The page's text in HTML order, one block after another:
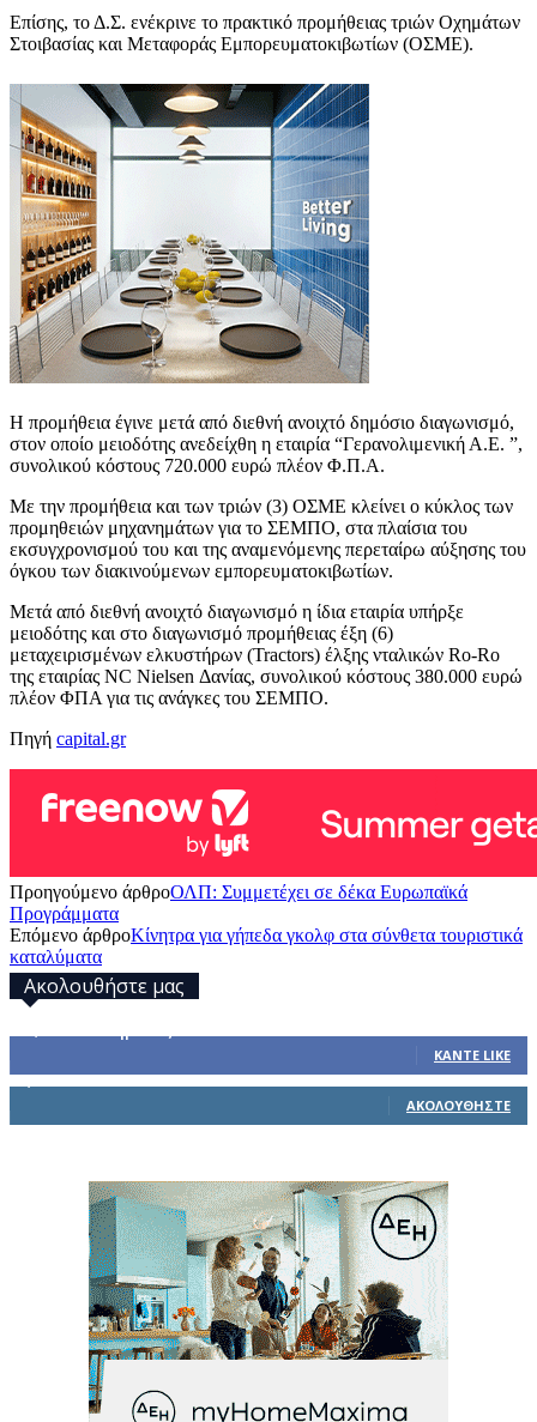
Επίσης, το Δ.Σ. ενέκρινε το πρακτικό προμήθειας τριών Οχημάτων
Στοιβασίας και Μεταφοράς Εμπορευματοκιβωτίων (ΟΣΜΕ).
Η προμήθεια έγινε μετά από διεθνή ανοιχτό δημόσιο διαγωνισμό,
στον οποίο μειοδότης ανεδείχθη η εταιρία “Γερανολιμενική Α.Ε. ”,
συνολικού κόστους 720.000 ευρώ πλέον Φ.Π.Α.
Με την προμήθεια και των τριών (3) ΟΣΜΕ κλείνει ο κύκλος των
προμηθειών μηχανημάτων για το ΣΕΜΠΟ, στα πλαίσια του
εκσυγχρονισμού του και της αναμενόμενης περεταίρω αύξησης του
όγκου των διακινούμενων εμπορευματοκιβωτίων.
Μετά από διεθνή ανοιχτό διαγωνισμό η ίδια εταιρία υπήρξε
μειοδότης και στο διαγωνισμό προμήθειας έξη (6)
μεταχειρισμένων ελκυστήρων (Tractors) έλξης νταλικών Ro-Ro
της εταιρίας NC Nielsen Δανίας, συνολικού κόστους 380.000 ευρώ
πλέον ΦΠΑ για τις ανάγκες του ΣΕΜΠΟ.
Πηγή capital.gr
Προηγούμενο άρθροΟΛΠ: Συμμετέχει σε δέκα Ευρωπαϊκά
Προγράμματα
Επόμενο άρθροΚίνητρα για γήπεδα γκολφ στα σύνθετα τουριστικά
καταλύματα
Ακολουθήστε μας
ΚΆΝΤΕ LIKE
ΑΚΟΛΟΥΘΉΣΤΕ